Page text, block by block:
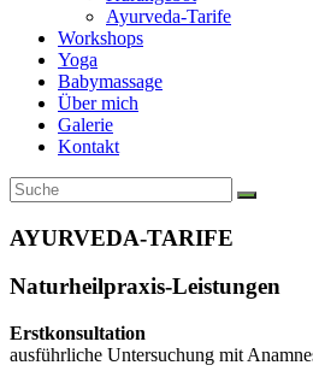
Ayurveda-Tarife
Workshops
Yoga
Babymassage
Über mich
Galerie
Kontakt
AYURVEDA-TARIFE
Naturheilpraxis-Leistungen
Erstkonsultation
ausführliche Untersuchung mit